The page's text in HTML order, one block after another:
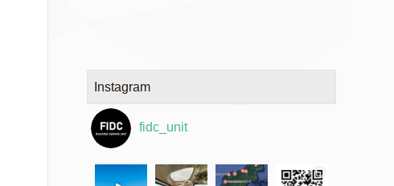
Instagram
fidc_unit